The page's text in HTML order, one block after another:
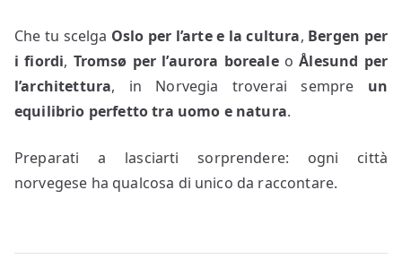
Che tu scelga Oslo per l’arte e la cultura, Bergen per
i fiordi, Tromsø per l’aurora borealeoÅlesund per
l’architettura, in Norvegia troverai sempre un
equilibrio perfetto tra uomo e natura.
Preparati a lasciarti sorprendere: ogni città
norvegese ha qualcosa di unico da raccontare.